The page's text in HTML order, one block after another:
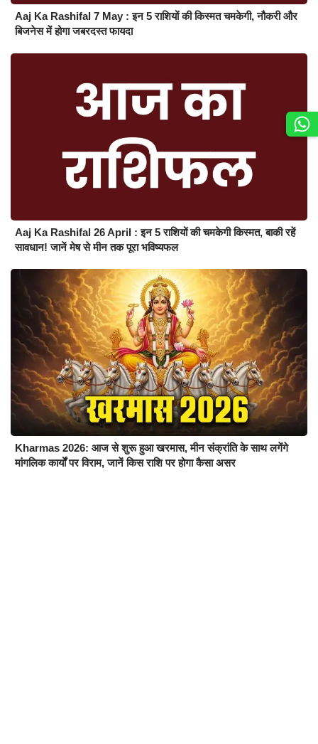
Aaj Ka Rashifal 7 May : इन 5 राशियों की किस्मत चमकेगी, नौकरी और
बिजनेस में होगा जबरदस्त फायदा
Aaj Ka Rashifal 26 April : इन 5 राशियों की चमकेगी किस्मत, बाकी रहें
सावधान! जानें मेष से मीन तक पूरा भविष्यफल
Kharmas 2026: आज से शुरू हुआ खरमास, मीन संक्रांति के साथ लगेंगे
मांगलिक कार्यों पर विराम, जानें किस राशि पर होगा कैसा असर